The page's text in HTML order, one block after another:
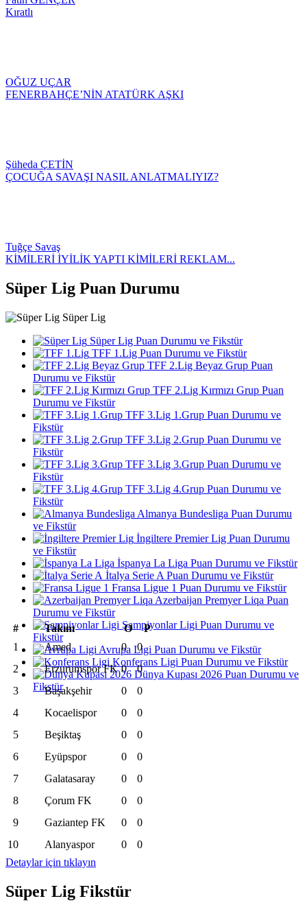
Kıratlı
OĞUZ UÇAR
FENERBAHÇE’NİN ATATÜRK AŞKI
Şüheda ÇETİN
ÇOCUĞA SAVAŞI NASIL ANLATMALIYIZ?
Tuğçe Savaş
KİMİLERİ İYİLİK YAPTI KİMİLERİ REKLAM...
Süper Lig Puan Durumu
Süper Lig
Süper Lig Puan Durumu ve Fikstür
TFF 1.Lig Puan Durumu ve Fikstür
TFF 2.Lig Beyaz Grup Puan
Durumu ve Fikstür
TFF 2.Lig Kırmızı Grup Puan
Durumu ve Fikstür
TFF 3.Lig 1.Grup Puan Durumu ve
Fikstür
TFF 3.Lig 2.Grup Puan Durumu ve
Fikstür
TFF 3.Lig 3.Grup Puan Durumu ve
Fikstür
TFF 3.Lig 4.Grup Puan Durumu ve
Fikstür
Almanya Bundesliga Puan Durumu
ve Fikstür
İngiltere Premier Lig Puan Durumu
ve Fikstür
İspanya La Liga Puan Durumu ve Fikstür
İtalya Serie A Puan Durumu ve Fikstür
Fransa Ligue 1 Puan Durumu ve Fikstür
Azerbaijan Premyer Liqa Puan
Durumu ve Fikstür
Şampiyonlar Ligi Puan Durumu ve
Fikstür
Avrupa Ligi Puan Durumu ve Fikstür
Konferans Ligi Puan Durumu ve Fikstür
Dünya Kupası 2026 Puan Durumu ve
Fikstür
# Takım O
P
1
Amed 0
0
2
Erzurumspor FK 0
0
3
Başakşehir 0
0
4
Kocaelispor 0
0
5
Beşiktaş 0
0
6
Eyüpspor 0
0
7
Galatasaray 0
0
8
Çorum FK 0
0
9
Gaziantep FK 0
0
10
Alanyaspor 0
0
Detaylar için tıklayın
Süper Lig Fikstür